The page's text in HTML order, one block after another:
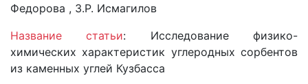
Федорова , З.Р. Исмагилов
Название статьи: Исследование физико-
химических характеристик углеродных сорбентов
из каменных углей Кузбасса